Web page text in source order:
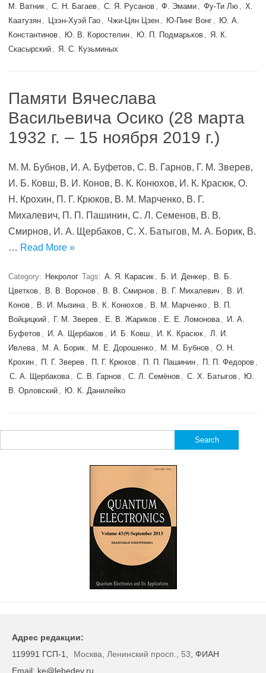
М. Ватник , С. Н. Багаев , С. Я. Русанов , Ф. Эмами , Фу-Ти Лю , Х.
Каатузян , Цзэн-Хуэй Гао , Чжи-Цян Цзен , Ю-Пинг Вонг , Ю. А.
Константинов , Ю. В. Коростелин , Ю. П. Подмарьков , Я. К.
Скасырский , Я. С. Кузьминых
Памяти Вячеслава
Васильевича Осико (28 марта
1932 г. – 15 ноября 2019 г.)
М. М. Бубнов, И. А. Буфетов, С. В. Гарнов, Г. М. Зверев,
И. Б. Ковш, В. И. Конов, В. К. Конюхов, И. К. Красюк, О.
Н. Крохин, П. Г. Крюков, В. М. Марченко, В. Г.
Михалевич, П. П. Пашинин, С. Л. Семенов, В. В.
Смирнов, И. А. Щербаков, С. Х. Батыгов, М. А. Борик, В.
… Read More »
Category: Некролог Tags: А. Я. Карасик , Б. И. Денкер , В. Б.
Цветков , В. В. Воронов , В. В. Смирнов , В. Г. Михалевич , В. И.
Конов , В. И. Мызина , В. К. Конюхов , В. М. Марченко , В. П.
Войцицкий , Г. М. Зверев , Е. В. Жариков , Е. Е. Ломонова , И. А.
Буфетов , И. А. Щербаков , И. Б. Ковш , И. К. Красюк , Л. И.
Ивлева , М. А. Борик , М. Е. Дорошенко , М. М. Бубнов , О. Н.
Крохин , П. Г. Зверев , П. Г. Крюков , П. П. Пашинин , П. П. Федоров ,
С. А. Щербакова , С. В. Гарнов , С. Л. Семёнов , С. Х. Батыгов , Ю.
В. Орловский , Ю. К. Данилейко
for:
Адрес редакции:
119991 ГСП-1,
Москва, Ленинский просп., 53 , ФИАН
Email: ke@lebedev.ru